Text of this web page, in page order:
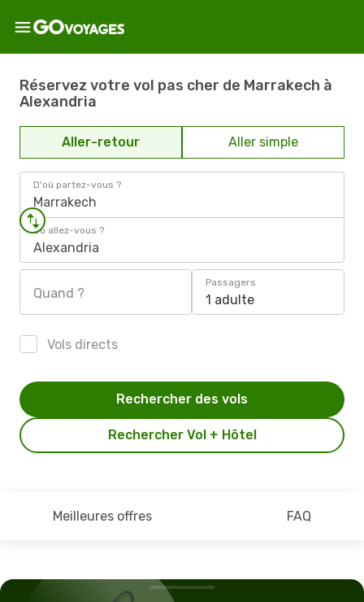
Réservez votre vol pas cher de Marrakech à
Alexandria
Aller-retour Aller simple
D'où partez-vous ?
Marrakech
Où allez-vous ?
Alexandria
Quand ?
Passagers
1 adulte
Vols directs
Rechercher Vol + Hôtel
Rechercher des vols
Meilleures offres FAQ